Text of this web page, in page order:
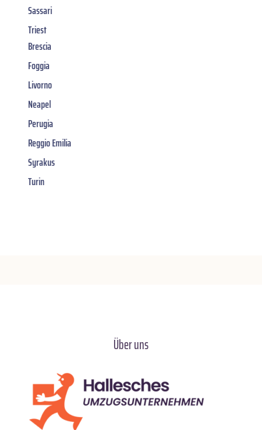
Sassari
Triest
Brescia
Foggia
Livorno
Neapel
Perugia
Reggio Emilia
Syrakus
Turin
Über uns